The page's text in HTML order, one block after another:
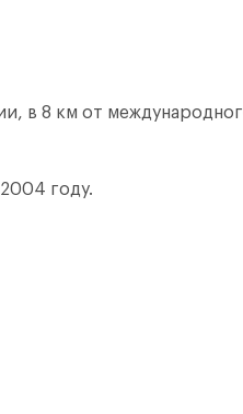
в 8 км от
году.